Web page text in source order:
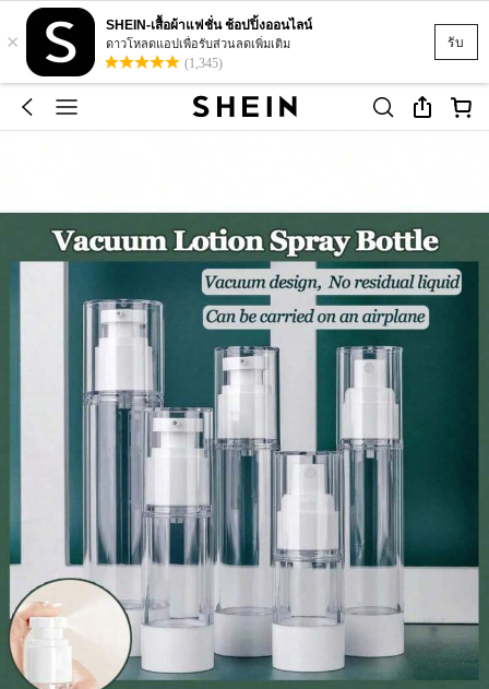
รับ
×
SHEIN-เสื้อผ้าแฟชั่น ช้อปปิ้งออนไลน์
ดาวโหลดแอปเพื่อรับส่วนลดเพิ่มเติม
(1,345)